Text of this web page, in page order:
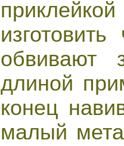
обвивают
длиной
конец
малый